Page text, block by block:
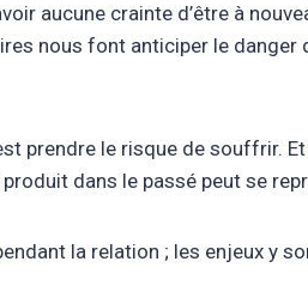
aucune crainte d’être à
nous font anticiper le
prendre le risque de souffrir.
dans le passé peut se
la relation ; les enjeux y